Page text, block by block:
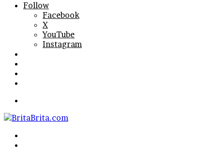
Follow
Facebook
X
YouTube
Instagram